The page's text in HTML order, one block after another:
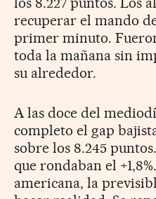
recuperar el mando
primer minuto.
toda la mañana sin
su alrededor.
A las doce del
completo el gap
sobre los 8.245
que rondaban el
americana, la